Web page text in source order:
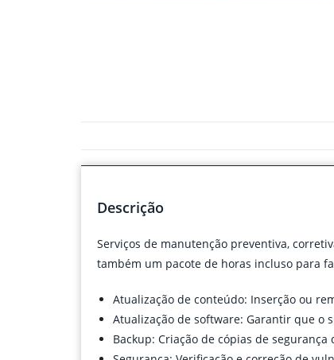
Descrição
Serviços de manutenção preventiva,
também um pacote de horas incluso para
Atualização de conteúdo: Inserção ou
Atualização de software: Garantir que o
Backup: Criação de cópias de segurança